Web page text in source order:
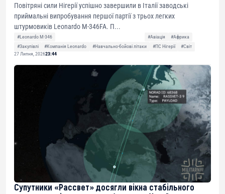
Повітряні сили Нігерії успішно завершили в Італії заводські
приймальні випробування першої партії з трьох легких
штурмовиків Leonardo M-346FA. П...
#Leonardo M-346 #Авіація
#Африка
#Закупівлі
#Компанія Leonardo #Навчально-бойові літаки #ПС Нігерії
#Світ
27 Липня, 202623:44
Супутники «Рассвет» досягли вікна стабільного